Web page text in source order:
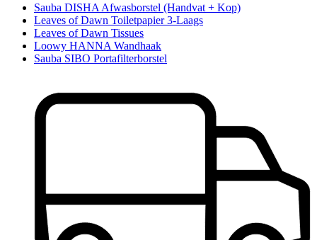
Sauba DISHA Afwasborstel (Handvat + Kop)
Leaves of Dawn Toiletpapier 3-Laags
Leaves of Dawn Tissues
Loowy HANNA Wandhaak
Sauba SIBO Portafilterborstel